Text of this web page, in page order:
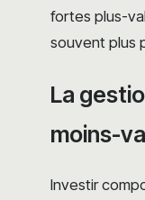
fortes plus-
souvent plus
La
moins-
Investir